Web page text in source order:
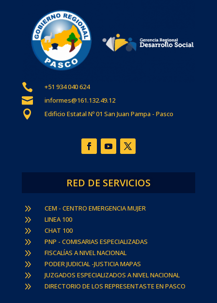
 +51 934 040 624
 informes@161.132.49.12
 Edificio Estatal Nº 01 San Juan Pampa - Pasco
RED DE SERVICIOS
9 CEM - CENTRO EMERGENCIA MUJER
9 LINEA 100
9 CHAT 100
9 PNP - COMISARIAS ESPECIALIZADAS
9 FISCALÍAS A NIVEL NACIONAL
9 PODER JUDICIAL -JUSTICIA MAPAS
9 JUZGADOS ESPECIALIZADOS A NIVEL NACIONAL
9 DIRECTORIO DE LOS REPRESENTASTE EN PASCO